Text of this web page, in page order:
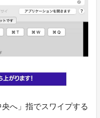
へ」指でスワイプする